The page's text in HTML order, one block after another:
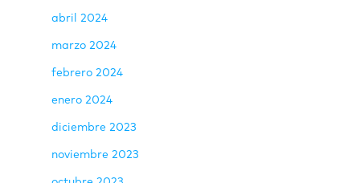
abril 2024
marzo 2024
febrero 2024
enero 2024
diciembre 2023
noviembre 2023